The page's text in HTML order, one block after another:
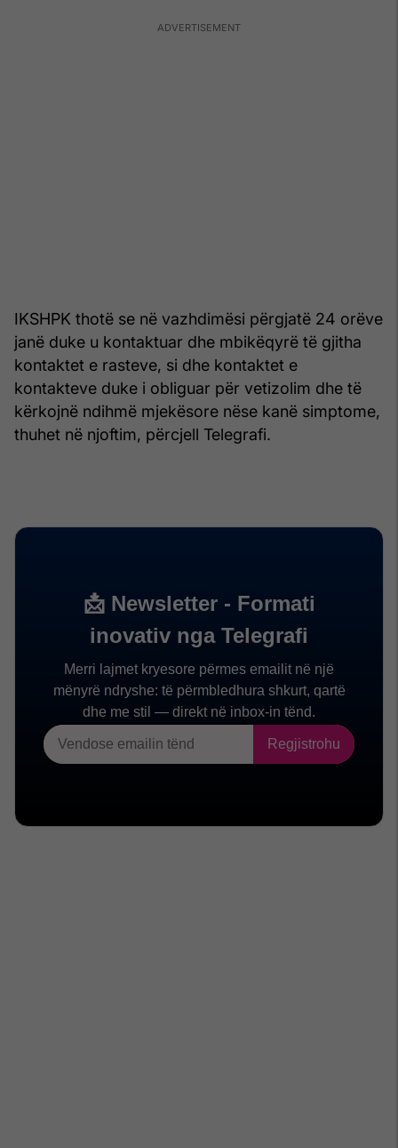
IKSHPK thotë se në vazhdimësi përgjatë 24 orëve
janë duke u kontaktuar dhe mbikëqyrë të gjitha
kontaktet e rasteve, si dhe kontaktet e
kontakteve duke i obliguar për vetizolim dhe të
kërkojnë ndihmë mjekësore nëse kanë simptome,
thuhet në njoftim, përcjell Telegrafi.